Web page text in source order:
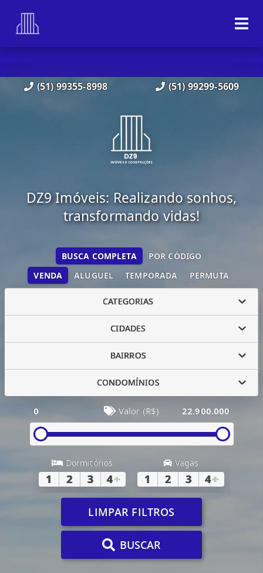
(51) 99355-8998 (51) 99299-5609
DZ9 Imóveis: Realizando sonhos,
transformando vidas!
VENDA ALUGUEL TEMPORADA PERMUTA
BUSCA COMPLETA POR CÓDIGO
CATEGORIAS
CIDADES
BAIRROS
CONDOMÍNIOS
0 Valor (R$) 22.900.000
Dormitórios
1 2 3 4+
Vagas
1 2 3 4+
LIMPAR FILTROS
BUSCAR